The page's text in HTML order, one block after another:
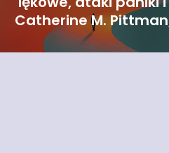
Catherine M.